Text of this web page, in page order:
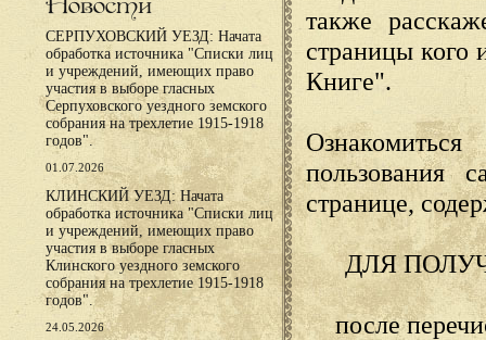
СЕРПУХОВСКИЙ УЕЗД: Начата
обработка источника "Списки лиц
и учреждений, имеющих право
участия в выборе гласных
Серпуховского уездного земского
собрания на трехлетие 1915-1918
годов".
01.07.2026
КЛИНСКИЙ УЕЗД: Начата
обработка источника "Списки лиц
и учреждений, имеющих право
участия в выборе гласных
Клинского уездного земского
собрания на трехлетие 1915-1918
годов".
24.05.2026
также
страницы кого
Книге".
пользования
странице,
ДЛЯ
после